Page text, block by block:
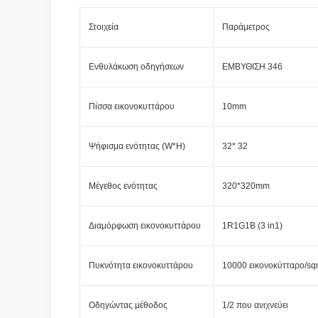
Στοιχεία Παράμετρος
Ενθυλάκωση οδηγήσεων ΕΜΒΥΘΙΣΗ 346
Πίσσα εικονοκυττάρου 10mm
Ψήφισμα ενότητας (W*H) 32* 32
Μέγεθος ενότητας 320*320mm
Διαμόρφωση εικονοκυττάρου 1R1G1B (3 in1)
Πυκνότητα εικονοκυττάρου 10000 εικονοκύτταρο/
Οδηγώντας μέθοδος 1/2 που ανιχνεύει